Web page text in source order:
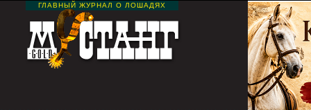
ГЛАВНЫЙ ЖУРНАЛ О ЛОШАДЯХ